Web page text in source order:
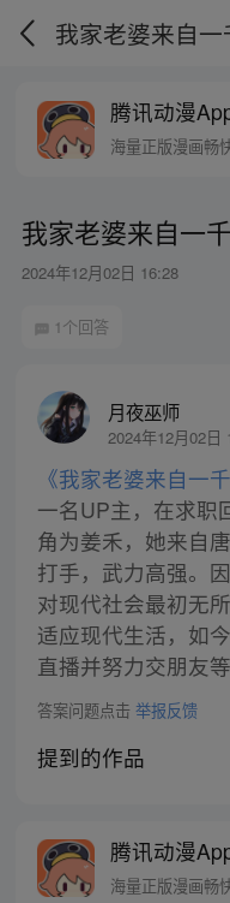
腾讯动漫
海量正版漫画畅
我家老婆来自一
2024年12月02日 16:28
1个回答
月夜巫师
2024年12月02日
《我家老婆来自一
一名UP主，在求职
角为姜禾，她来自
打手，武力高强。
对现代社会最初无
适应现代生活，如
直播并努力交朋友等
答案问题点击 举报反馈
提到的作品
腾讯动漫
海量正版漫画畅